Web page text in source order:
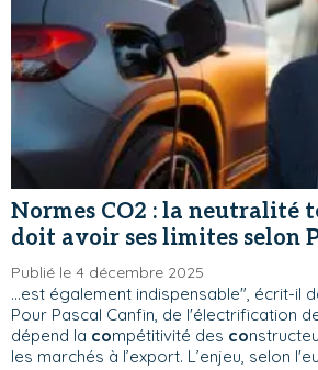
Normes CO2 : la neutralité
doit avoir ses limites selon
Publié le 4 décembre 2025
...est également indispensable", écrit-il
Pour Pascal Canfin, de l'électrification
dépend la compétitivité des co
les marchés à l’export. L’enjeu, selon